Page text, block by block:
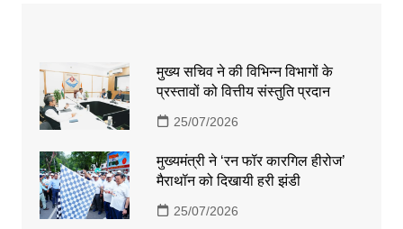
मुख्य सचिव ने की विभिन्न विभागों के
प्रस्तावों को वित्तीय संस्तुति प्रदान
25/07/2026
मुख्यमंत्री ने ‘रन फॉर कारगिल हीरोज’
मैराथॉन को दिखायी हरी झंडी
25/07/2026